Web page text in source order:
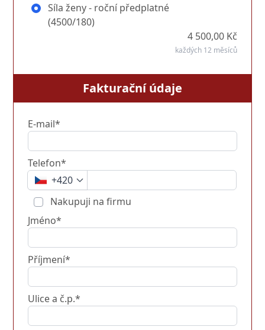
Síla ženy - roční předplatné
(4500/180)
4 500,00 Kč
každých 12 měsíců
Fakturační údaje
E-mail*
Telefon*
+420
Nakupuji na firmu
Jméno*
Příjmení*
Ulice a č.p.*